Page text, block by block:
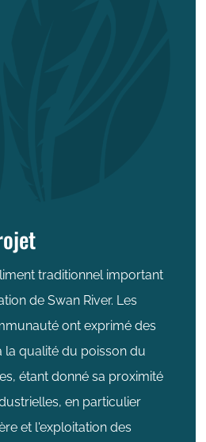
traditionnel important
de Swan River. Les
ont exprimé des
la qualité du poisson du
étant donné sa proximité
en particulier
et l'exploitation des